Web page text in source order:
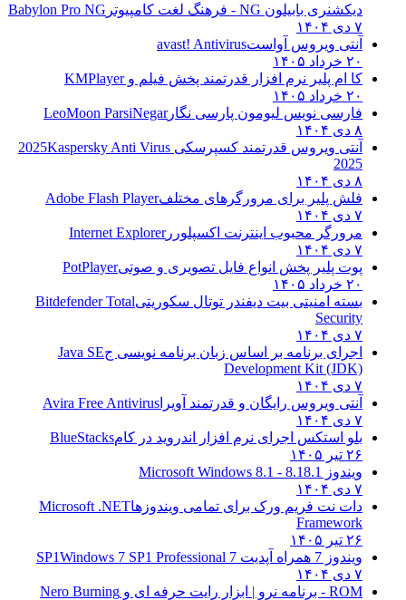
دیکشنری بابیلون NG - فرهنگ لغت کامپیوتر
Babylon Pro NG
۷ دی ۱۴۰۴
آنتی ویروس آواستavast! Antivirus
۲۰ خرداد ۱۴۰۵
کا ام پلیر نرم افزار قدرتمند پخش فیلم وKMPlayer
۲۰ خرداد ۱۴۰۵
فارسی نویس لیومون پارسی نگارLeoMoon ParsiNegar
۸ دی ۱۴۰۴
آنتی ویروس قدرتمند کسپرسکی 2025 Kaspersky Anti Virus
2025
۸ دی ۱۴۰۴
فلش پلیر برای مرورگرهای مختلفAdobe Flash Player
۷ دی ۱۴۰۴
مرورگر محبوب اینترنت اکسپلوررInternet Explorer
۷ دی ۱۴۰۴
پوت پلیر پخش انواع فایل تصویری و صوتیPotPlayer
۲۰ خرداد ۱۴۰۵
بسته امنیتی بیت دیفندر توتال سکوریتیBitdefender Total
Security
۷ دی ۱۴۰۴
اجرای برنامه بر اساس زبان برنامه نویسی جJava SE
Development Kit (JDK)
۷ دی ۱۴۰۴
آنتی ویروس رایگان و قدرتمند آویرا Avira Free Antivirus
۷ دی ۱۴۰۴
بلو استکس اجرای نرم افزار اندروید در کامBlueStacks
۲۶ تیر ۱۴۰۵
ویندوز 8.1
8.1 - Microsoft Windows 8.1
۷ دی ۱۴۰۴
دات نت فریم ورک برای تمامی ویندوزهاMicrosoft .NET
Framework
۲۶ تیر ۱۴۰۵
ویندوز 7 همراه آپدیت 7 SP1
Windows 7 SP1 Professional
۷ دی ۱۴۰۴
ROM - برنامه نرو | ابزار رایت حرفه ای و
Nero Burning